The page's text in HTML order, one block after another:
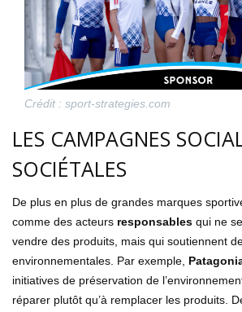
Crédit : sport-strategies.com
LES CAMPAGNES
SOCIÉTALES
De plus en plus de grandes marques
comme des acteurs responsables qui ne
vendre des produits, mais qui soutiennent
environnementales. Par exemple,
initiatives de préservation de
réparer plutôt qu’à remplacer les produits.